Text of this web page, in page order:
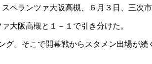
ペランツァ大阪高槻、６月３日、三次
大阪高槻と１－１で引き分けた。
。そこで開幕戦からスタメン出場が